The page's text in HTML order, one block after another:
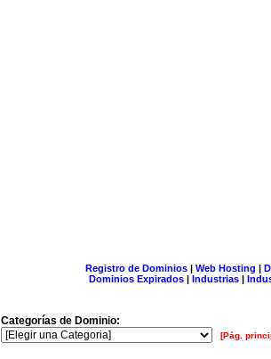
Registro de Dominios| Web Hosting |
Dominios Expirados | Industrias |
Categorías de Dominio:
[Pág.